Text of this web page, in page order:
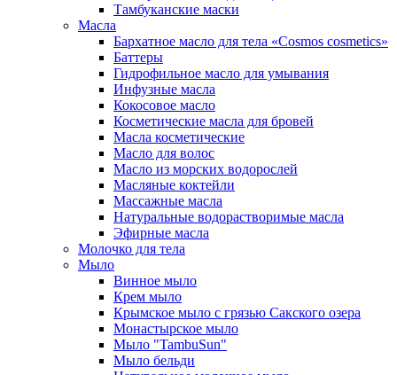
Тамбуканские маски
Масла
Бархатное масло для тела «Cosmos cosmetics»
Баттеры
Гидрофильное масло для умывания
Инфузные масла
Кокосовое масло
Косметические масла для бровей
Масла косметические
Масло для волос
Масло из морских водорослей
Масляные коктейли
Массажные масла
Натуральные водорастворимые масла
Эфирные масла
Молочко для тела
Мыло
Винное мыло
Крем мыло
Крымское мыло с грязью Сакского озера
Монастырское мыло
Мыло "TambuSun"
Мыло бельди